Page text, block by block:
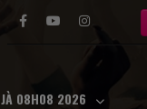
08H08 2026